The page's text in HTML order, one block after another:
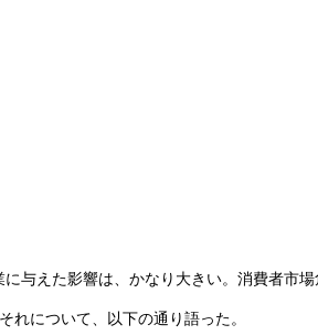
与えた影響は、かなり大きい。消費者市
について、以下の通り語った。